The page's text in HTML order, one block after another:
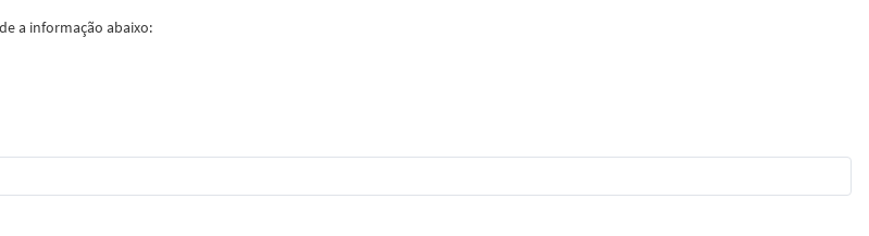
a informação abaixo: